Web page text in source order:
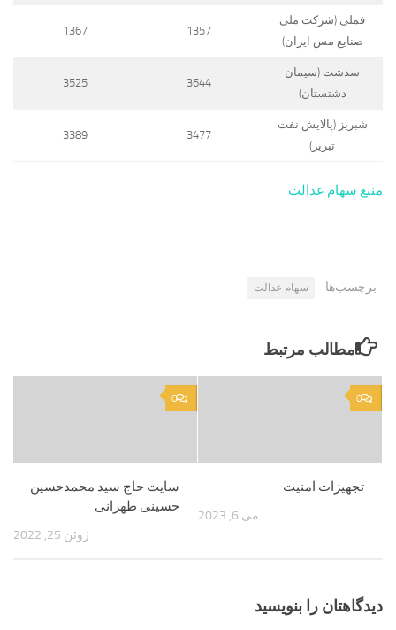
فملی (شرکت ملی
صنایع مس ایران)
1357
1367
سدشت (سیمان
دشتستان)
3644
3525
شبریز (پالایش نفت
تبریز)
3477
3389
منبع سهام عدالت
برچسب‌ها: سهام عدالت
مطالب مرتبط
0
سایت حاج سید محمدحسین
حسینی طهرانی
ژوئن 25, 2022
0
تجهیزات امنیت
می 6, 2023
دیدگاهتان را بنویسید